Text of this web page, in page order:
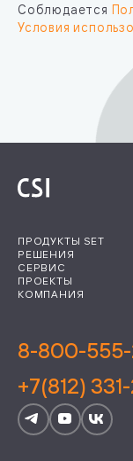
Соблюдается
Условия
ПРОДУКТЫ SET
РЕШЕНИЯ
СЕРВИС
ПРОЕКТЫ
КОМПАНИЯ
8-800-555-
+7(812)